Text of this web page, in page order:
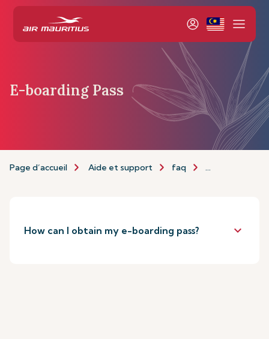
E-boarding Pass
Page d’accueil Aide et support faq E-boarding
How can I obtain my e-boarding pass? keyboard_arrow_down